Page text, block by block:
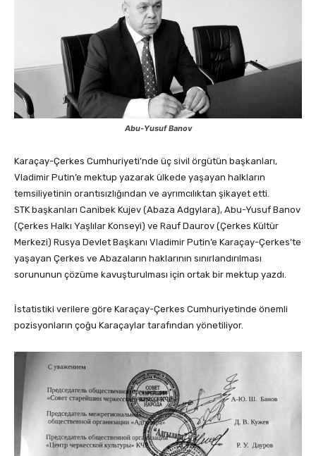
Abu-Yusuf Banov
Karaçay-Çerkes Cumhuriyeti’nde üç sivil örgütün başkanları,
Vladimir Putin’e mektup yazarak ülkede yaşayan halkların
temsiliyetinin orantısızlığından ve ayrımcılıktan şikayet etti.
STK başkanları Canibek Kujev (Abaza Adgylara), Abu-Yusuf Banov
(Çerkes Halkı Yaşlılar Konseyi) ve Rauf Daurov (Çerkes Kültür
Merkezi) Rusya Devlet Başkanı Vladimir Putin’e Karaçay-Çerkes’te
yaşayan Çerkes ve Abazaların haklarının sınırlandırılması
sorununun çözüme kavuşturulması için ortak bir mektup yazdı.
İstatistiki verilere göre Karaçay-Çerkes Cumhuriyetinde önemli
pozisyonların çoğu Karaçaylar tarafından yönetiliyor.